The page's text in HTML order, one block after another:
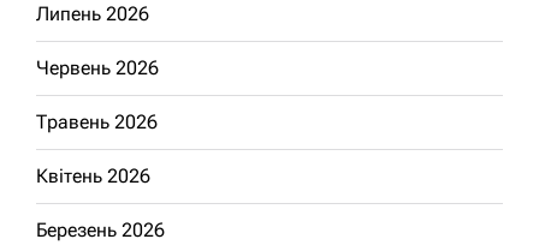
Липень 2026
Червень 2026
Травень 2026
Квітень 2026
Березень 2026